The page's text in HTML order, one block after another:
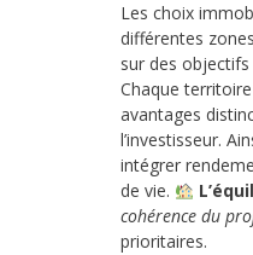
Les choix
différentes
sur des
Chaque
avantages
l’investisseur.
intégrer
de vie.
cohérence du
prioritaires.